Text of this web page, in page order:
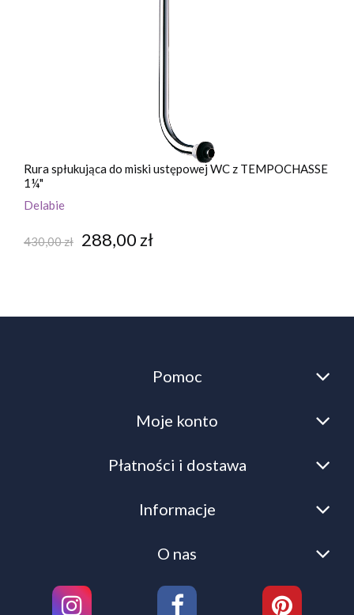
Rura spłukująca do miski ustępowej WC z TEMPOCHASSE
1¼"
Delabie
288,00 zł
430,00 zł
Pomoc
Moje konto
Płatności i dostawa
Informacje
O nas